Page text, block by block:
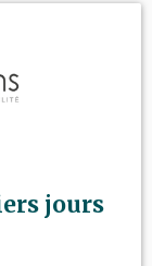
jours